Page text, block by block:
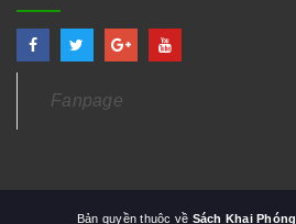
Fanpage
Bản quyền thuộc về Sách Khai Phóng